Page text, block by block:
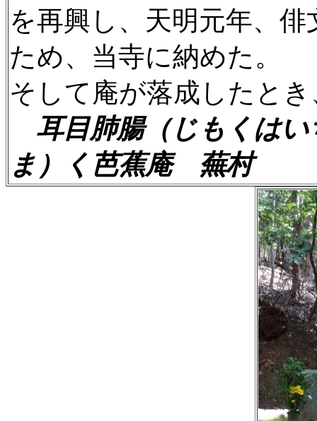
を再興し、天明元年、
ため、当寺に納めた。
そして庵が落成したと
耳目肺腸（じもくは
ま）く芭蕉庵 蕪村